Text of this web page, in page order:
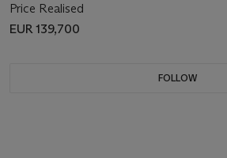
Price Realised
EUR 139,700
FOLLOW